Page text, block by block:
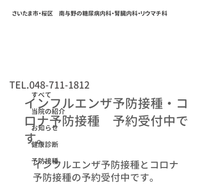
さいたま市・桜区 南与野の糖尿病内科・腎臓内科・リウマチ科
TEL.048-711-1812
すべて
当院の紹介
お知らせ
健康診断
予防接種
インフルエンザ予防接種・コ
ロナ予防接種 予約受付中で
す。
2024年10月12日
インフルエンザ予防接種とコロナ
予防接種の予約受付中です。